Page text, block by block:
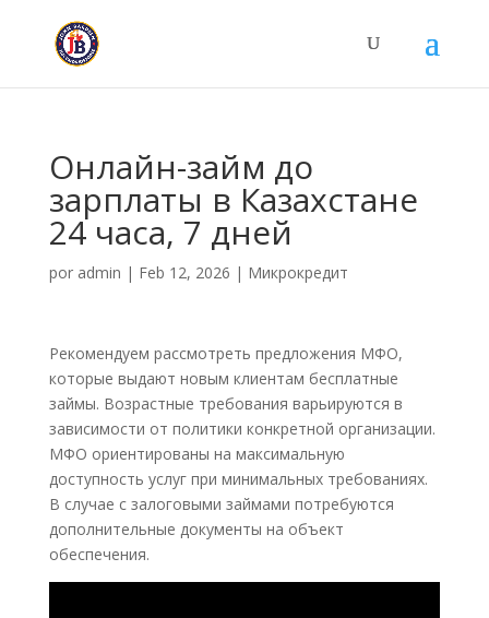
Онлайн-займ до
зарплаты в Казахстане
24 часа, 7 дней
por admin | Feb 12, 2026 | Микрокредит
Рекомендуем рассмотреть предложения МФО,
которые выдают новым клиентам бесплатные
займы. Возрастные требования варьируются в
зависимости от политики конкретной организации.
МФО ориентированы на максимальную
доступность услуг при минимальных требованиях.
В случае с залоговыми займами потребуются
дополнительные документы на объект
обеспечения.